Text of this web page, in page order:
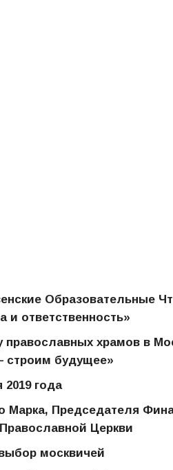
Образовательные
ответственность»
православных храмов в
будущее»
2019 года
Председателя
Церкви
москвичей